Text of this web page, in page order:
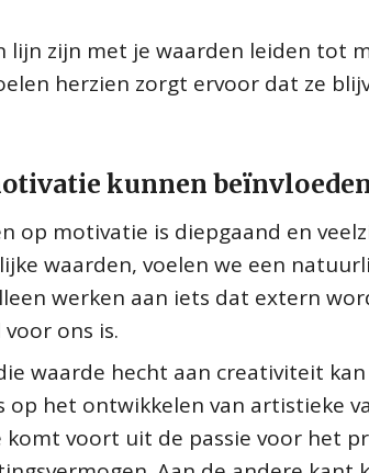
lijn zijn met je waarden leiden tot
herzien zorgt ervoor dat ze
kunnen
op motivatie is diepgaand en
waarden, voelen we een
werken aan iets dat extern
ons is.
waarde hecht aan creativiteit
het ontwikkelen van artistieke
komt voort uit de passie voor het